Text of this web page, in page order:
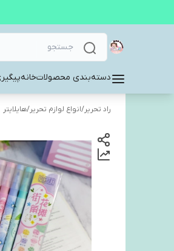
دسته‌بندی محصولاتخانه
راد تحریر/انواع لوازم تحریر/هایلایتر